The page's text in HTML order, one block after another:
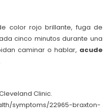
color rojo brillante, fuga de
cinco minutos durante una
caminar o hablar, acude
Clinic.
symptoms/22965-braxton-